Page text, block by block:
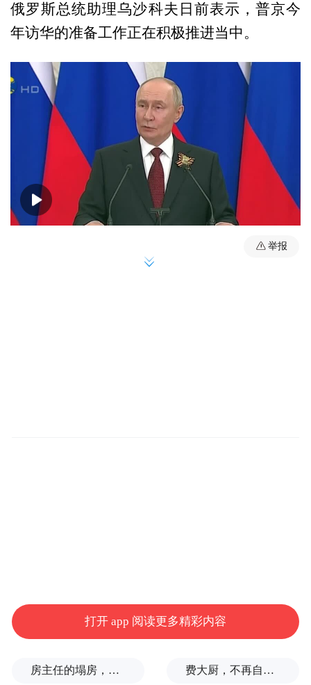
俄罗斯总统助理乌沙科夫日前表示，普京今
年访华的准备工作正在积极推进当中。
00:00
举报
打开 app 阅读更多精彩内容
房主任的塌房，一场“人设露馅” 费大厨，不再自称大王